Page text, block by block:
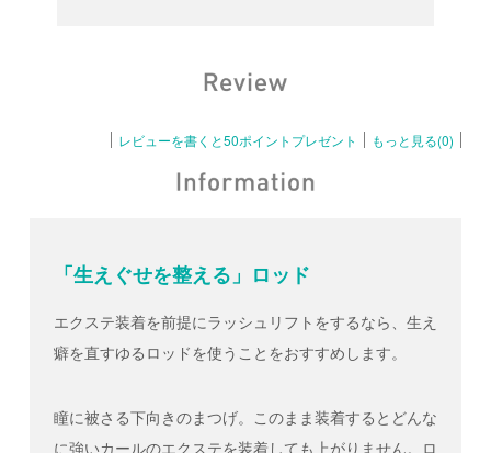
レビューを書くと50ポイントプレゼント もっと見る(0)
「生えぐせを整える」ロッド
エクステ装着を前提にラッシュリフトをするなら、生え
癖を直すゆるロッドを使うことをおすすめします。
瞳に被さる下向きのまつげ。このまま装着するとどんな
に強いカールのエクステを装着しても上がりません。ロ